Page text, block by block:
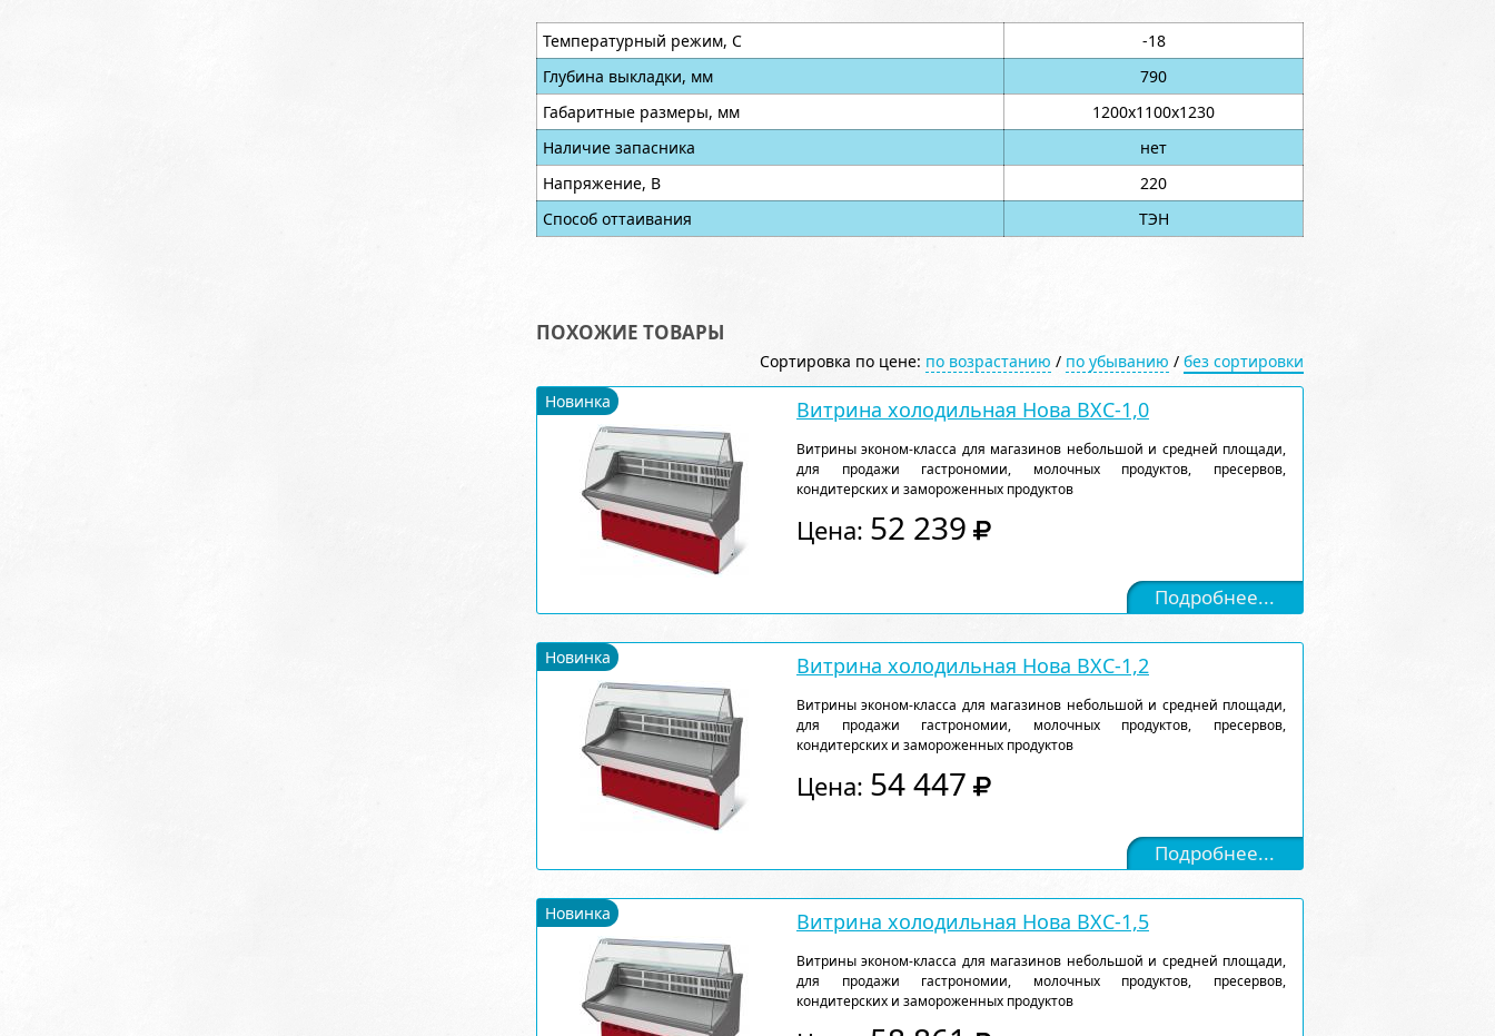
Температурный режим, С
-18
Глубина выкладки, мм
790
Габаритные размеры, мм
1200х1100х1230
Наличие запасника
нет
Напряжение, В
220
Способ оттаивания
ТЭН
ПОХОЖИЕ ТОВАРЫ
Сортировка по цене: по возрастанию / по убыванию / без сортировки
Новинка
Витрина холодильная Нова ВХС-1,0
Витрины эконом-класса для магазинов небольшой и средней площади,
для продажи гастрономии, молочных продуктов, пресервов,
кондитерских и замороженных продуктов
Цена: 52 239
Подробнее...
Новинка Витрина холодильная Нова ВХС-1,2
Витрины эконом-класса для магазинов небольшой и средней площади,
для продажи гастрономии, молочных продуктов, пресервов,
кондитерских и замороженных продуктов
Цена: 54 447
Подробнее...
Новинка Витрина холодильная Нова ВХС-1,5
Витрины эконом-класса для магазинов небольшой и средней площади,
для продажи гастрономии, молочных продуктов, пресервов,
кондитерских и замороженных продуктов